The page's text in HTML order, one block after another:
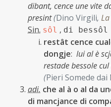
dibant, cence une vite
presint(Dino Virgili,
Sin. sôl , di bessôl
restât cence
dongje: lui al è
restade bessole
(Pieri Somede dai
adi. che al à o al da
di mancjance di